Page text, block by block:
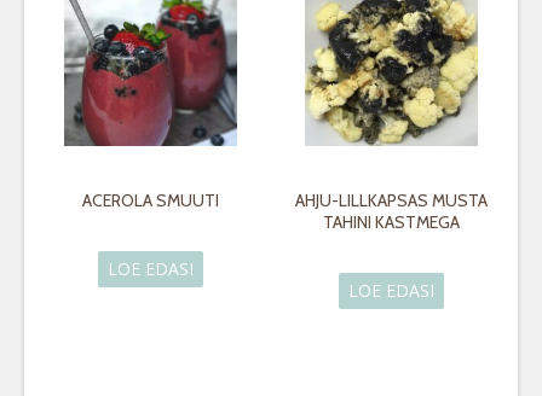
ACEROLA SMUUTI
LOE EDASI
AHJU-LILLKAPSAS MUSTA
TAHINI KASTMEGA
LOE EDASI